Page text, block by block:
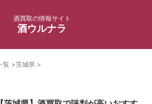
酒買取の情報サイト
酒ウルナラ
覧 >茨城県 >